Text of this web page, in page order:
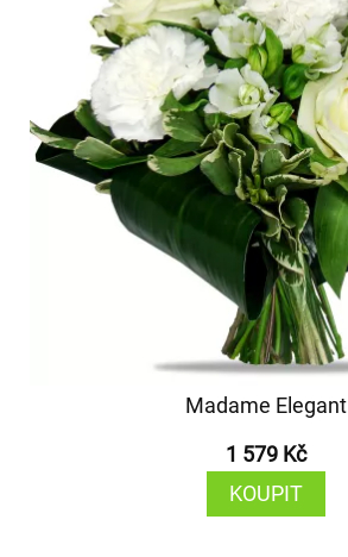
Madame Elegant
1 579 Kč
KOUPIT